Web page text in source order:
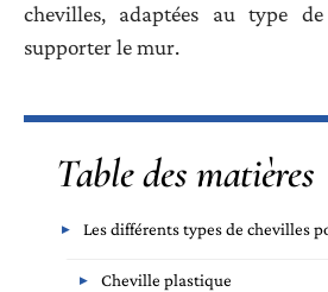
chevilles, adaptées au type
supporter le mur.
Table des matières
Les différents types de chevilles
Cheville plastique